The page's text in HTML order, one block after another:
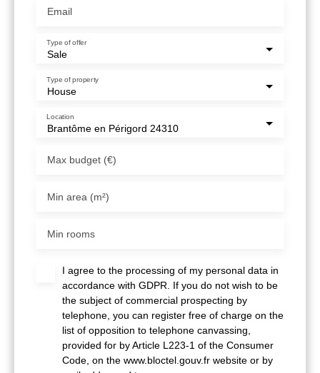
Email
Sale
Type of offer
House
Type of property
Brantôme en Périgord 24310
Location
Max budget (€)
Min area (m²)
Min rooms
I agree to the processing of my personal data in
accordance with GDPR. If you do not wish to be
the subject of commercial prospecting by
telephone, you can register free of charge on the
list of opposition to telephone canvassing,
provided for by Article L223-1 of the Consumer
Code, on the www.bloctel.gouv.fr website or by